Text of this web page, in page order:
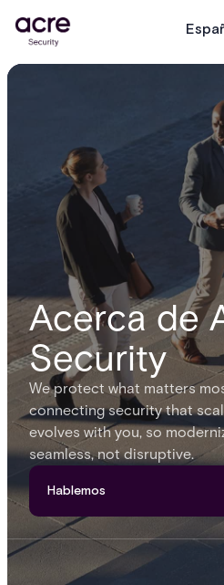
Acerca de
Security
We protect what matters
connecting security that
evolves with you, so
seamless, not disruptive.
Hablemos